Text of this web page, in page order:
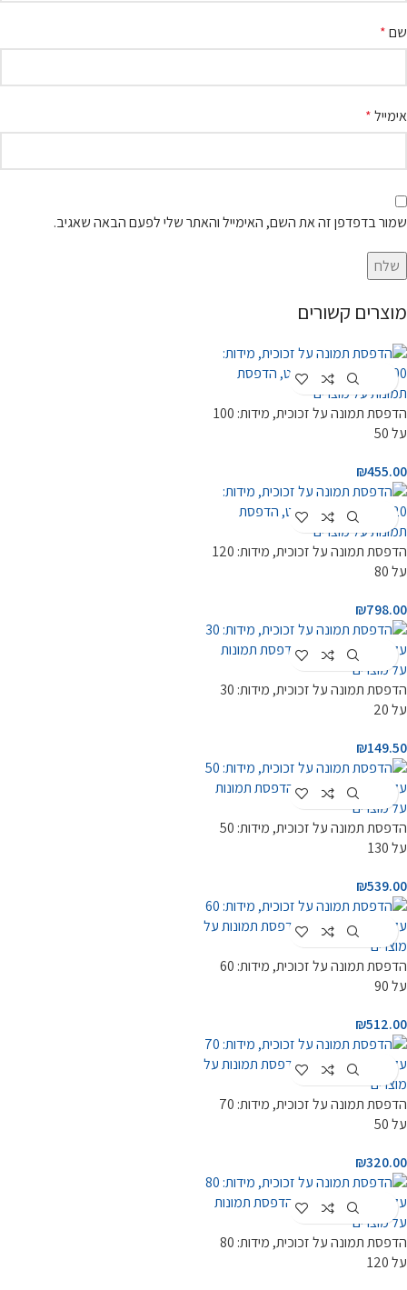
שם*
אימייל*
שמור בדפדפן זה את השם, האימייל והאתר שלי לפעם הבאה שאגיב.
מוצרים קשורים
Customize
הדפסת תמונה על זכוכית, מידות: 100
על 50
₪455.00
Customize
הדפסת תמונה על זכוכית, מידות: 120
על 80
₪798.00
Customize
הדפסת תמונה על זכוכית, מידות: 30
על 20
₪149.50
Customize
הדפסת תמונה על זכוכית, מידות: 50
על 130
₪539.00
Customize
הדפסת תמונה על זכוכית, מידות: 60
על 90
₪512.00
Customize
הדפסת תמונה על זכוכית, מידות: 70
על 50
₪320.00
Customize
הדפסת תמונה על זכוכית, מידות: 80
על 120